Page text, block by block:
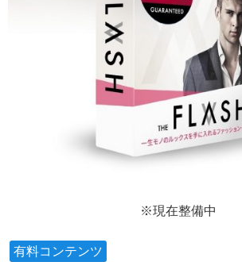
※現在整備中
有料コンテンツ